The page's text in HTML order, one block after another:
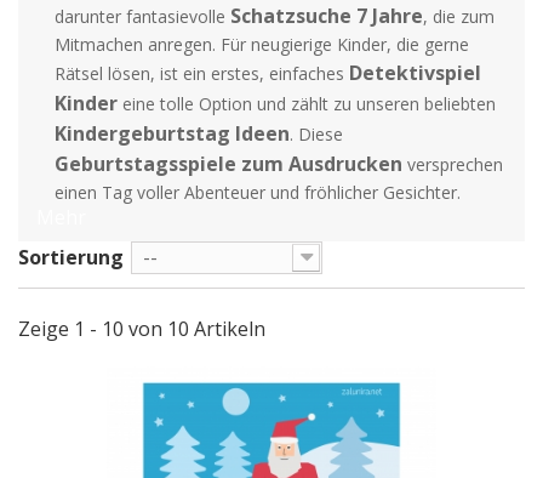
darunter fantasievolle Schatzsuche 7 Jahre, die zum
Mitmachen anregen. Für neugierige Kinder, die gerne
Rätsel lösen, ist ein erstes, einfaches Detektivspiel
Kinder eine tolle Option und zählt zu unseren beliebten
Kindergeburtstag Ideen. Diese
Geburtstagsspiele zum Ausdrucken versprechen
einen Tag voller Abenteuer und fröhlicher Gesichter.
Sortierung
--
Zeige 1 - 10 von 10 Artikeln